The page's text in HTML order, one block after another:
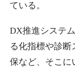
ている。
DX推進システ
る化指標や診
保など、そこに